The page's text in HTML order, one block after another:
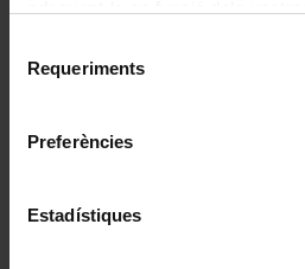
consultar laPolítica de galetes
Requeriments
Preferències
Estadístiques
col·lecció patrimonial
Digitalització
científics Jordi Sabater Pi
Patrimoni Patrimoni